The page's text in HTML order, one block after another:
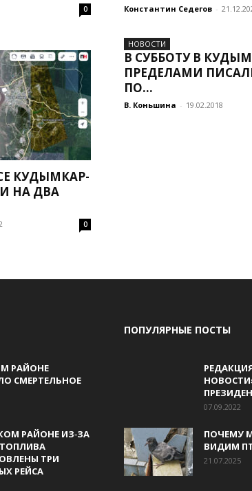
0 Константин Седегов -
КУДЫМКАР-
НА ДВА
0
НОВОСТИ
В СУББОТУ В
ПРЕДЕЛАМИ
ПО...
В. Коньшина - 19.02.2018
РАЙОНЕ
СМЕРТЕЛЬНОЕ
РАЙОНЕ ИЗ‑ЗА
ТРИ
РЕЙСА
ПОПУЛЯРНЫЕ ПОСТЫ
07.09.2022
ПОЧЕМУ
ВИДИМ
21.07.2025